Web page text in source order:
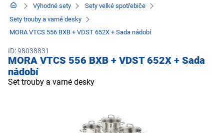
Výhodné sety
Sety velké spotřebiče
Sety trouby a varné desky
MORA VTCS 556 BXB + VDST 652X + Sada nádobí
ID: 98038831
MORA VTCS 556 BXB + VDST 652X + Sada
nádobí
Set trouby a varné desky